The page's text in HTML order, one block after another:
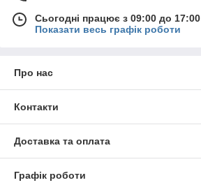
Сьогодні працює з 09:00 до 17:00
Показати весь графік роботи
Про нас
Контакти
Доставка та оплата
Графік роботи